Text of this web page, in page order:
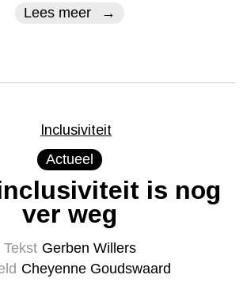
Lees meer
Actueel
is nog
ver weg
Tekst Gerben Willers
Cheyenne Goudswaard